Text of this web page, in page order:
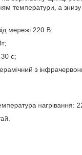
температури, а
мережі 220 В;
с;
з
нагрівання: